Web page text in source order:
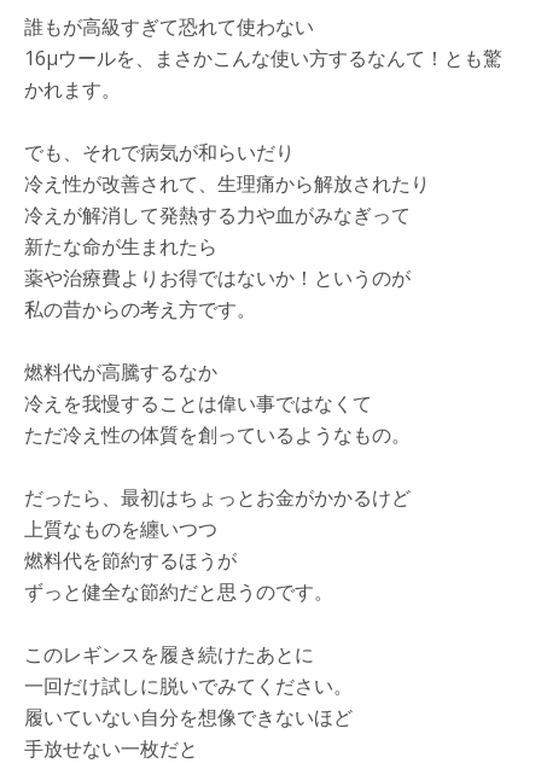
誰もが高級すぎて恐れて使わない
16μウールを、まさかこんな使い方するなんて！とも驚
かれます。
でも、それで病気が和らいだり
冷え性が改善されて、生理痛から解放されたり
冷えが解消して発熱する力や血がみなぎって
新たな命が生まれたら
薬や治療費よりお得ではないか！というのが
私の昔からの考え方です。
燃料代が高騰するなか
冷えを我慢することは偉い事ではなくて
ただ冷え性の体質を創っているようなもの。
だったら、最初はちょっとお金がかかるけど
上質なものを纏いつつ
燃料代を節約するほうが
ずっと健全な節約だと思うのです。
このレギンスを履き続けたあとに
一回だけ試しに脱いでみてください。
履いていない自分を想像できないほど
手放せない一枚だと